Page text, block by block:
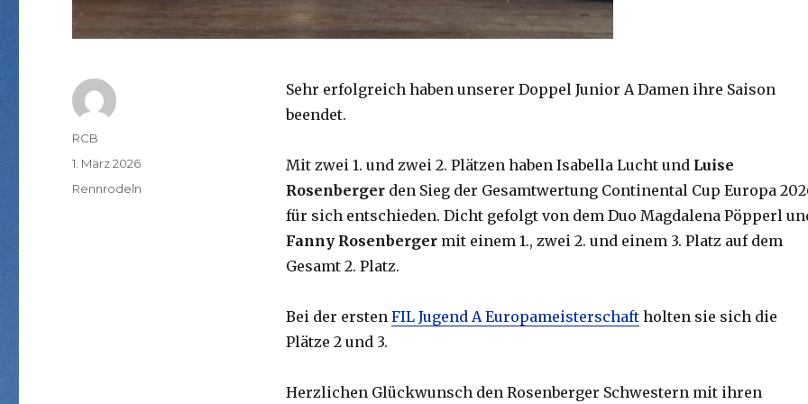
Sehr erfolgreich haben unserer Doppel Junior A Damen ihre Saison
beendet.
Mit zwei 1. und zwei 2. Plätzen haben Isabella Lucht und Luise
Rosenbergerden Sieg der Gesamtwertung Continental Cup Europa
für sich entschieden. Dicht gefolgt von dem Duo Magdalena Pöpperl
Fanny Rosenbergermit einem 1., zwei 2. und einem 3. Platz auf dem
Gesamt 2. Platz.
Bei der ersten FIL Jugend A Europameisterschaftholten sie sich die
Plätze 2 und 3.
Herzlichen Glückwunsch den Rosenberger Schwestern mit ihren
Autor
RCB
Veröffentlicht
am
1. März 2026
Kategorien
Rennrodeln